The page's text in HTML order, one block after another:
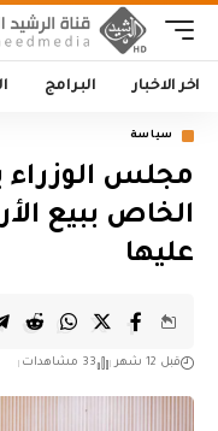
اخر الاخبار البرامج
سياسة
مجلس
الخاص ببيع
عليها
قبل 12 شهر 33 مشاهدات